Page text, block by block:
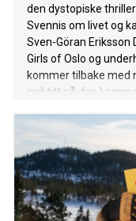
den dystopiske
Svennis om livet og
Sven-Göran
Girls of Oslo og
kommer tilbake med
sniktitt på den